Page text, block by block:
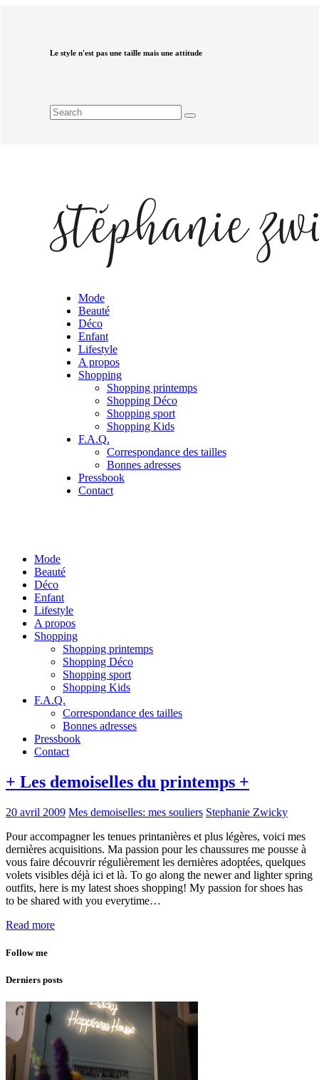
Le style n'est pas une taille mais une attitude
Mode
Beauté
Déco
Enfant
Lifestyle
A propos
Shopping
Shopping printemps
Shopping Déco
Shopping sport
Shopping Kids
F.A.Q.
Correspondance des tailles
Bonnes adresses
Pressbook
Contact
Mode
Beauté
Déco
Enfant
Lifestyle
A propos
Shopping
Shopping printemps
Shopping Déco
Shopping sport
Shopping Kids
F.A.Q.
Correspondance des tailles
Bonnes adresses
Pressbook
Contact
+ Les demoiselles du printemps +
20 avril 2009 Mes demoiselles: mes souliers Stephanie Zwicky
Pour accompagner les tenues printanières et plus légères, voici mes
dernières acquisitions. Ma passion pour les chaussures me pousse à
vous faire découvrir régulièrement les dernières adoptées, quelques
volets visibles déjà ici et là. To go along the newer and lighter spring
outfits, here is my latest shoes shopping! My passion for shoes has
to be shared with you everytime…
Read more
Follow me
Derniers posts